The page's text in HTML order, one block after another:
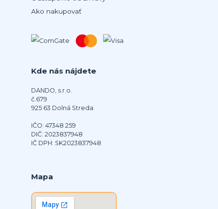
Ako nakupovať
Kde nás nájdete
DANDO, s.r.o.
č.679
925 63 Dolná Streda
IČO: 47348 259
DIČ: 2023837948
IČ DPH: SK2023837948
Mapa